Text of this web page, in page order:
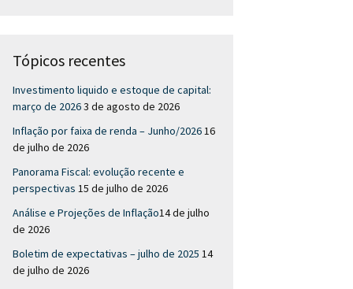
Tópicos recentes
Investimento liquido e estoque de capital:
março de 20263 de agosto de 2026
Inflação por faixa de renda – Junho/202616
de julho de 2026
Panorama Fiscal: evolução recente e
perspectivas 15 de julho de 2026
Análise e Projeções de Inflação​14 de julho
de 2026
Boletim de expectativas – julho de 2025 14
de julho de 2026